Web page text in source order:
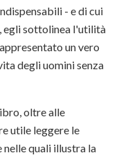
- e di cui
egli sottolinea l'utilità
un vero
degli uomini senza
oltre alle
utile leggere le
quali illustra la